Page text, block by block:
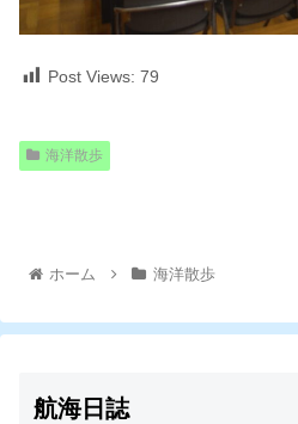
Post Views: 79
海洋散歩
ホーム 海洋散歩
航海日誌